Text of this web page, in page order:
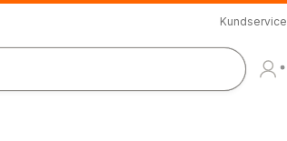
Kundservice